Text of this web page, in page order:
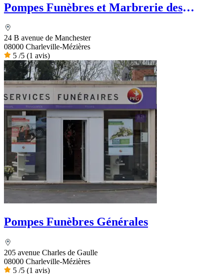
Pompes Funèbres et Marbrerie des
24 B avenue de Manchester
08000 Charleville-Mézières
5 /5 (1 avis)
Pompes Funèbres Générales
205 avenue Charles de Gaulle
08000 Charleville-Mézières
5 /5 (1 avis)